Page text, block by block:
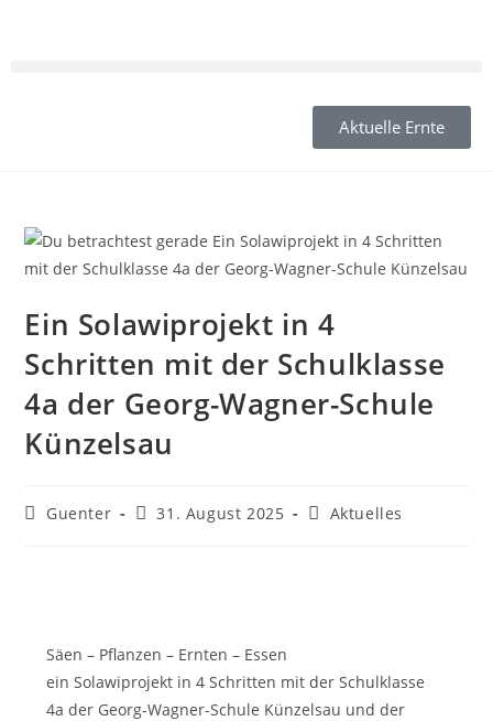
Aktuelle Ernte
Ein Solawiprojekt in 4
Schritten mit der Schulklasse
4a der Georg-Wagner-Schule
Künzelsau
Guenter 31. August 2025 Aktuelles
Säen – Pflanzen – Ernten – Essen
ein Solawiprojekt in 4 Schritten mit der Schulklasse
4a der Georg-Wagner-Schule Künzelsau und der